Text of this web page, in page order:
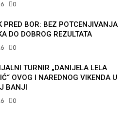
0
PRED BOR: BEZ POTCENJIVANJA
DO DOBROG REZULTATA
0
TURNIR „DANIJELA LELA
OVOG I NAREDNOG VIKENDA U
BANJI
0